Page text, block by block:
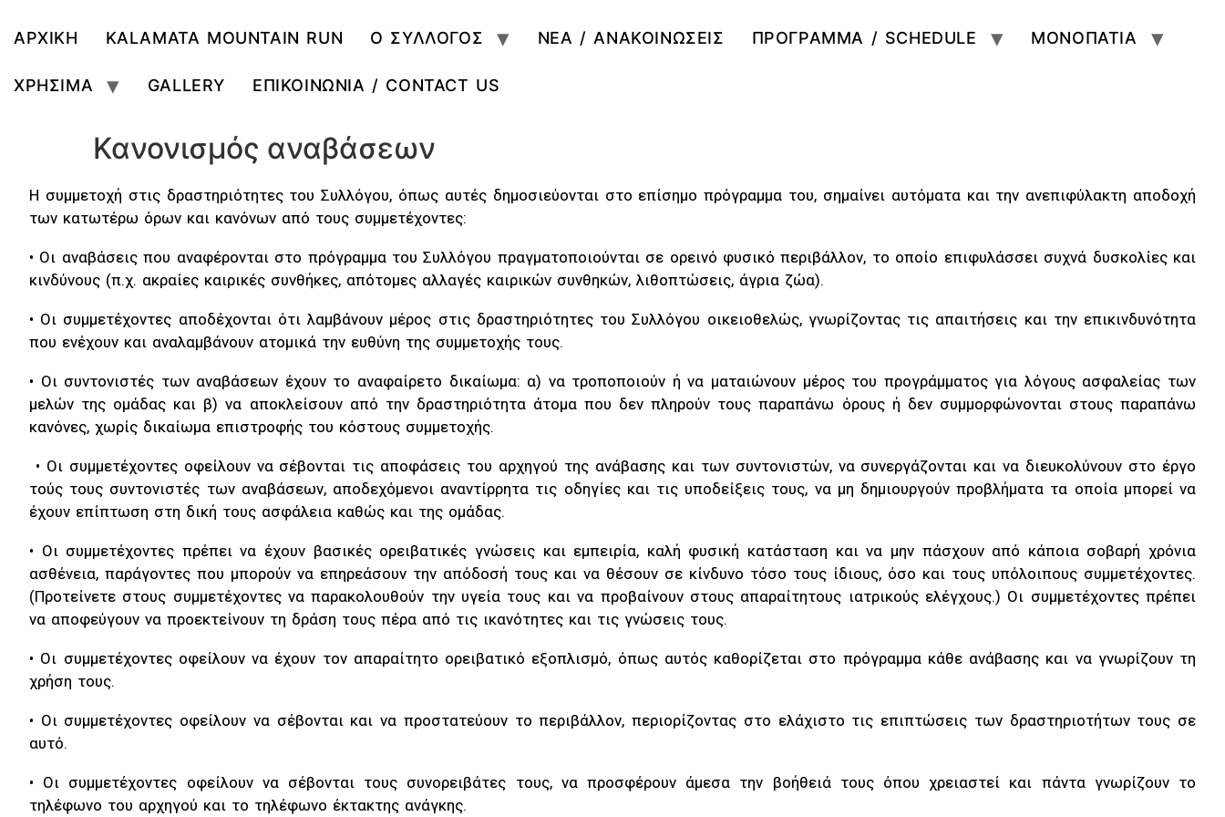
ΑΡΧΙΚΗ KALAMATA MOUNTAIN RUN Ο ΣΥΛΛΟΓΟΣ ΝΕΑ / ΑΝΑΚΟΙΝΩΣΕΙΣ ΠΡΟΓΡΑΜΜΑ / SCHEDULE ΜΟΝΟΠΑΤΙΑ
ΧΡΗΣΙΜΑ GALLERY ΕΠΙΚΟΙΝΩΝΙΑ / CONTACT US
Κανονισμός αναβάσεων
Η συμμετοχή στις δραστηριότητες του Συλλόγου, όπως αυτές δημοσιεύονται στο επίσημο πρόγραμμα του, σημαίνει αυτόματα και την ανεπιφύλακτη αποδοχή
των κατωτέρω όρων και κανόνων από τους συμμετέχοντες:
• Οι αναβάσεις που αναφέρονται στο πρόγραμμα του Συλλόγου πραγματοποιούνται σε ορεινό φυσικό περιβάλλον, το οποίο επιφυλάσσει συχνά δυσκολίες και
κινδύνους (π.χ. ακραίες καιρικές συνθήκες, απότομες αλλαγές καιρικών συνθηκών, λιθοπτώσεις, άγρια ζώα).
• Οι συμμετέχοντες αποδέχονται ότι λαμβάνουν μέρος στις δραστηριότητες του Συλλόγου οικειοθελώς, γνωρίζοντας τις απαιτήσεις και την επικινδυνότητα
που ενέχουν και αναλαμβάνουν ατομικά την ευθύνη της συμμετοχής τους.
• Οι συντονιστές των αναβάσεων έχουν το αναφαίρετο δικαίωμα: α) να τροποποιούν ή να ματαιώνουν μέρος του προγράμματος για λόγους ασφαλείας των
μελών της ομάδας και β) να αποκλείσουν από την δραστηριότητα άτομα που δεν πληρούν τους παραπάνω όρους ή δεν συμμορφώνονται στους παραπάνω
κανόνες, χωρίς δικαίωμα επιστροφής του κόστους συμμετοχής.
• Οι συμμετέχοντες οφείλουν να σέβονται τις αποφάσεις του αρχηγού της ανάβασης και των συντονιστών, να συνεργάζονται και να διευκολύνουν στο έργο
τούς τους συντονιστές των αναβάσεων, αποδεχόμενοι αναντίρρητα τις οδηγίες και τις υποδείξεις τους, να μη δημιουργούν προβλήματα τα οποία μπορεί να
έχουν επίπτωση στη δική τους ασφάλεια καθώς και της ομάδας.
• Οι συμμετέχοντες πρέπει να έχουν βασικές ορειβατικές γνώσεις και εμπειρία, καλή φυσική κατάσταση και να μην πάσχουν από κάποια σοβαρή χρόνια
ασθένεια, παράγοντες που μπορούν να επηρεάσουν την απόδοσή τους και να θέσουν σε κίνδυνο τόσο τους ίδιους, όσο και τους υπόλοιπους συμμετέχοντες.
(Προτείνετε στους συμμετέχοντες να παρακολουθούν την υγεία τους και να προβαίνουν στους απαραίτητους ιατρικούς ελέγχους.) Οι συμμετέχοντες πρέπει
να αποφεύγουν να προεκτείνουν τη δράση τους πέρα από τις ικανότητες και τις γνώσεις τους.
• Οι συμμετέχοντες οφείλουν να έχουν τον απαραίτητο ορειβατικό εξοπλισμό, όπως αυτός καθορίζεται στο πρόγραμμα κάθε ανάβασης και να γνωρίζουν τη
χρήση τους.
• Οι συμμετέχοντες οφείλουν να σέβονται και να προστατεύουν το περιβάλλον, περιορίζοντας στο ελάχιστο τις επιπτώσεις των δραστηριοτήτων τους σε
αυτό.
• Οι συμμετέχοντες οφείλουν να σέβονται τους συνορειβάτες τους, να προσφέρουν άμεσα την βοήθειά τους όπου χρειαστεί και πάντα γνωρίζουν το
τηλέφωνο του αρχηγού και το τηλέφωνο έκτακτης ανάγκης.